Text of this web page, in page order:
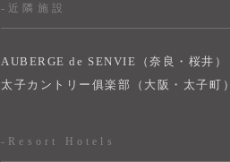
-近隣施設
AUBERGE de SENVIE（奈良・桜井）
太子カントリー俱楽部（大阪・太子町）
-Resort Hotels